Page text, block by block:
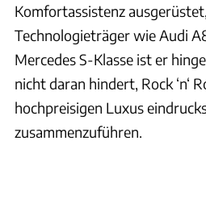
Komfortassistenz
Technologieträger wie Audi
Mercedes S-Klasse ist er
nicht daran hindert, Rock ‘n‘
hochpreisigen Luxus
zusammenzuführen.